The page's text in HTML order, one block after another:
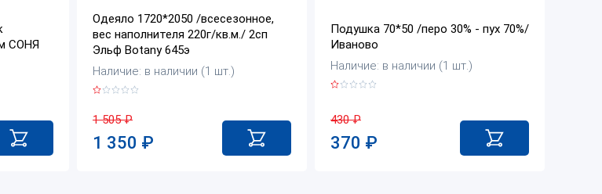
СОНЯ
Одеяло 1720*2050 /всесезонное,
вес наполнителя 220г/кв.м./ 2сп
Эльф Botany 645э
Наличие: в наличии (1 шт.)
1 505₽
1 350 ₽
Подушка 70*50 /перо 30% - пух 70%/
Иваново
Наличие: в наличии (1 шт.)
430₽
370 ₽